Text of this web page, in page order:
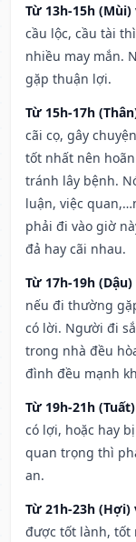
Từ 13h-15h
cầu lộc, cầu tài
nhiều may mắn.
gặp thuận lợi.
Từ 15h-17h
cãi cọ, gây
tốt nhất nên
tránh lây bệnh.
luận, việc
phải đi vào giờ
đả hay cãi nhau.
Từ 17h-19h
nếu đi thường
có lời. Người đi
trong nhà đều
đình đều mạnh
Từ 19h-21h
có lợi, hoặc hay
quan trọng thì
an.
Từ 21h-23h (Hợi)
được tốt lành, tốt